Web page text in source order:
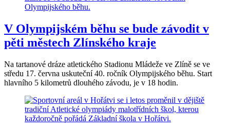
V Olympijském běhu se bude závodit v
pěti městech Zlínského kraje
Na tartanové dráze atletického Stadionu Mládeže ve Zlíně se ve
středu 17. června uskuteční 40. ročník Olympijského běhu. Start
hlavního 5 kilometrů dlouhého závodu, je v 18 hodin.